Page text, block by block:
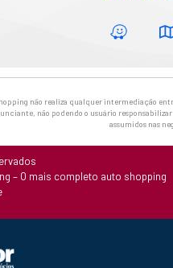
não realiza qualquer intermediação
não podendo o usuário
assumidos nas
– O mais completo auto shopping